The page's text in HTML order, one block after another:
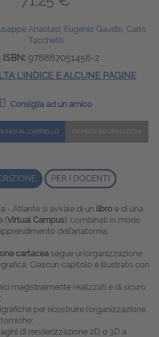
Anastasi, Eugenio Gaudio, Carlo
Tacchetti
ISBN:978887051458-2
L'INDICE E ALCUNE PAGINE
Consiglia ad un amico
PER I DOCENTI
- Atlante si avvale di un libro e di una
(Virtual Campus), combinati in modo
dell’anatomia.
cartacea segue un’organizzazione
Ciascun capitolo è illustrato con
magistralmente realizzati e di sicuro
per ricostruire l’organizzazione
di renderizzazione 2D o 3D a